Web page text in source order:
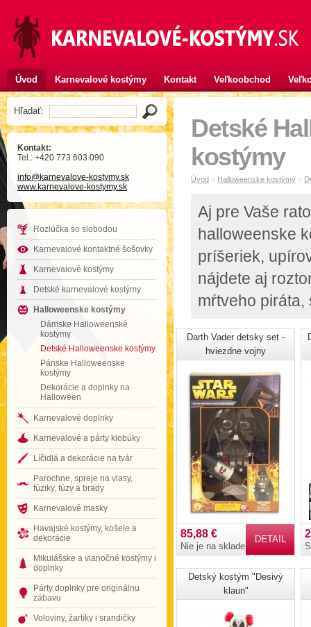
Úvod Karnevalové kostýmy Kontakt Veľkoobchod
Hľadať:
Kontakt:
Tel.: +420 773 603 090
info@karnevalove-kostymy.sk
www.karnevalove-kostymy.sk
Rozlúčka so slobodou
Karnevalové kontaktné šošovky
Karnevalové kostýmy
Detské karnevalové kostýmy
Halloweenske kostýmy
Dámske Halloweenské
kostýmy
Detské Halloweenske kostýmy
Pánske Halloweenske
kostýmy
Dekorácie a doplnky na
Halloween
Karnevalové doplnky
Karnevalové a párty klobúky
Líčidlá a dekorácie na tvár
Parochne, spreje na vlasy,
fúziky, fúzy a brady
Karnevalové masky
Havajské kostýmy, košele a
dekorácie
Mikulášske a vianočné kostýmy i
doplnky
Párty doplnky pre originálnu
zábavu
Voloviny, žartíky i srandičky
Detské
kostýmy
Úvod > Halloweenske kostýmy >
Aj pre Vaše
halloweenske
príšeriek,
nájdete aj
mŕtveho
Darth Vader detsky set -
hviezdne vojny
DETAIL
85,88 €
Nie je na sklade
Detský kostým "Desivý
klaun"